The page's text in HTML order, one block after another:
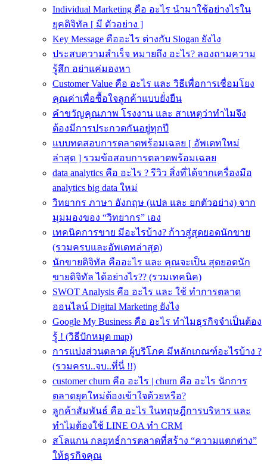
Individual Marketing คือ อะไร นำมาใช้อย่างไรใน
ยุคดิจิทัล [ มี ตัวอย่าง ]
Key Message คืออะไร ต่างกับ Slogan ยังไง
ประสบความสําเร็จ หมายถึง อะไร? ลองถามความ
รู้สึก อย่าแค่มองหา
Customer Value คือ อะไร และ วิธีเพื่อการเชื่อมโยง
คุณค่าเพื่อซื้อใจลูกค้าแบบยั่งยืน
คําขวัญคุณภาพ โรงงาน และ สาเหตุว่าทำไมจึง
ต้องมีการประกวดกันอยู่ทุกปี
แบบทดสอบการตลาดพร้อมเฉลย [ อัพเดทใหม่
ล่าสุด ] รวมข้อสอบการตลาดพร้อมเฉลย
data analytics คือ อะไร ? รีวิว สิ่งที่ได้จากเครื่องมือ
analytics big data ใหม่
วิทยากร ภาษา อังกฤษ (แปล และ ยกตัวอย่าง) จาก
มุมมองของ “วิทยากร” เอง
เทคนิคการขาย มีอะไรบ้าง? ก้าวสู่สุดยอดนักขาย
(รวมครบและอัพเดทล่าสุด)
นักขายดิจิทัล คืออะไร และ คุณจะเป็น สุดยอดนัก
ขายดิจิทัล ได้อย่างไร?? (รวมเทคนิค)
SWOT Analysis คือ อะไร และ ใช้ ทำการตลาด
ออนไลน์ Digital Marketing ยังไง
Google My Business คือ อะไร ทำไมธุรกิจจำเป็นต้อง
รู้ ! (วิธีปักหมุด map)
การแบ่งส่วนตลาด ผู้บริโภค มีหลักเกณฑ์อะไรบ้าง ?
(รวมครบ..จบ..ที่นี่ !!)
customer churn คือ อะไร | churn คือ อะไร นักการ
ตลาดยุคใหม่ต้องเข้าใจด้วยหรือ?
ลูกค้าสัมพันธ์ คือ อะไร ในทฤษฎีการบริหาร และ
ทำไมต้องใช้ LINE OA ทำ CRM
สโลแกน กลยุทธ์การตลาดที่สร้าง “ความแตกต่าง”
ให้ธุรกิจคุณ